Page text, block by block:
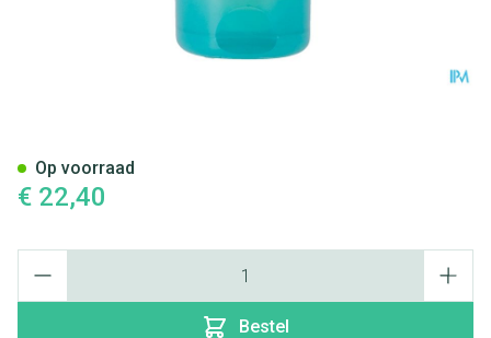
€ 22,40
Bestel
Op voorraad